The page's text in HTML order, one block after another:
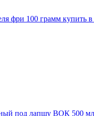
фри 100 грамм купить